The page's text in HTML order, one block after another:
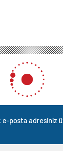
e-posta adresiniz